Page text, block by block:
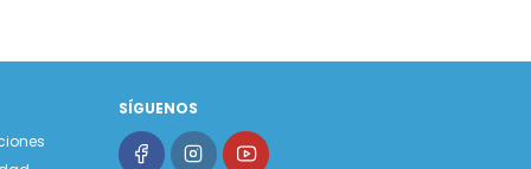
SÍGUENOS